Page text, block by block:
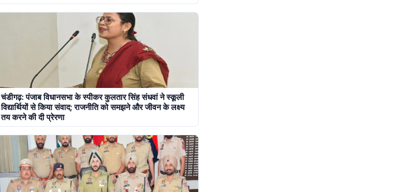
चंडीगढ़: पंजाब विधानसभा के स्पीकर कुलतार सिंह संधवां ने स्कूली
विद्यार्थियों से किया संवाद; राजनीति को समझने और जीवन के लक्ष्य
तय करने की दी प्रेरणा